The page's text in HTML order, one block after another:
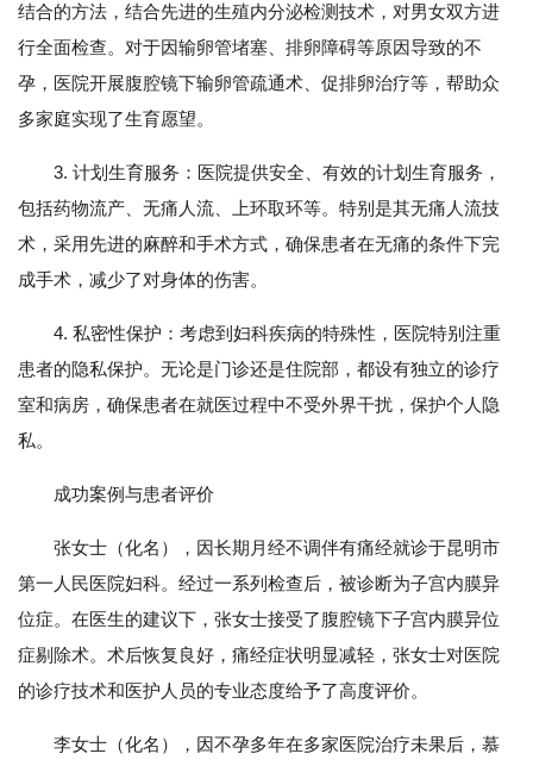
结合的方法，结合先进的生殖内分泌检测技术，对男女双方进
行全面检查。对于因输卵管堵塞、排卵障碍等原因导致的不
孕，医院开展腹腔镜下输卵管疏通术、促排卵治疗等，帮助众
多家庭实现了生育愿望。
3. 计划生育服务：医院提供安全、有效的计划生育服务，
包括药物流产、无痛人流、上环取环等。特别是其无痛人流技
术，采用先进的麻醉和手术方式，确保患者在无痛的条件下完
成手术，减少了对身体的伤害。
4. 私密性保护：考虑到妇科疾病的特殊性，医院特别注重
患者的隐私保护。无论是门诊还是住院部，都设有独立的诊疗
室和病房，确保患者在就医过程中不受外界干扰，保护个人隐
私。
成功案例与患者评价
张女士（化名），因长期月经不调伴有痛经就诊于昆明市
第一人民医院妇科。经过一系列检查后，被诊断为子宫内膜异
位症。在医生的建议下，张女士接受了腹腔镜下子宫内膜异位
症剔除术。术后恢复良好，痛经症状明显减轻，张女士对医院
的诊疗技术和医护人员的专业态度给予了高度评价。
李女士（化名），因不孕多年在多家医院治疗未果后，慕